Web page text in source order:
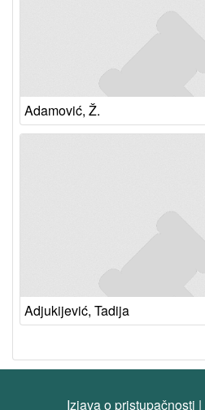
Adamović, Ž.
Adjukijević, Tadija
Izjava o pristupačnosti |